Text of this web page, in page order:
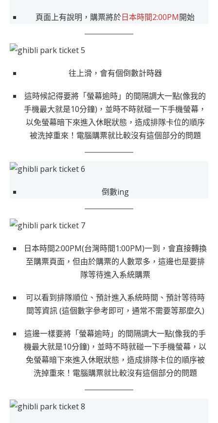
頁面上有說明，購票將於日本時間2:00PM開始
往上滑，會有個倒數計時器
這時候記得要將「螢幕逾時」的間隔調大一點(像我的
手機最大就是10分鐘)，並時不時就碰一下手機螢幕，
以免螢幕暗下來進入休眠狀態，造成排隊卡位的順序
被洗掉重來！電腦購票就比較沒有這個部分的問題
倒數ing
日本時間2:00PM(台灣時間1:00PM)一到，會直接轉換
至購票頁面，但由於購票的人數眾多，這邊也是要排
隊等待進入系統購票
可以看到排隊順位、預計進入系統時間、預計等待時
間等資訊 (這個數字參考即可，通常不需要等那麼久)
這邊一樣要將「螢幕逾時」的間隔調大一點(像我的手
機最大就是10分鐘)，並時不時就碰一下手機螢幕，以
免螢幕暗下來進入休眠狀態，造成排隊卡位的順序被
洗掉重來！電腦購票就比較沒有這個部分的問題